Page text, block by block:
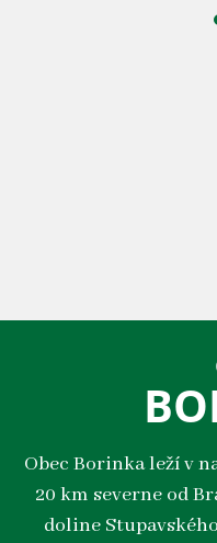
Obec Borinka leží v
20 km severne od
doline